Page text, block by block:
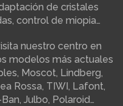
de cristales
control de miopia…
nuestro centro en
modelos más actuales
Moscot, Lindberg,
Rossa, TIWI, Lafont,
Julbo, Polaroid…